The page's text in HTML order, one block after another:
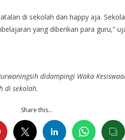
di sekolah dan happy aja.
yang diberikan para guru,”
didampingi Waka
di sekolah.
Share this…